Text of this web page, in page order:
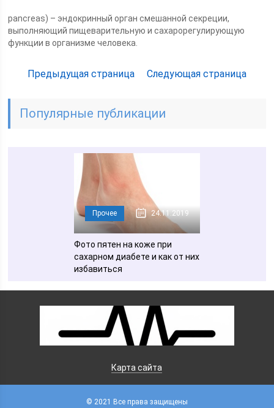
pancreas) – эндокринный орган смешанной секреции,
выполняющий пищеварительную и сахарорегулирующую
функции в организме человека.
Предыдущая страница Следующая страница
Популярные публикации
Прочее 24.11.2019
Фото пятен на коже при
сахарном диабете и как от них
избавиться
Карта сайта
© 2021 Все права защищены